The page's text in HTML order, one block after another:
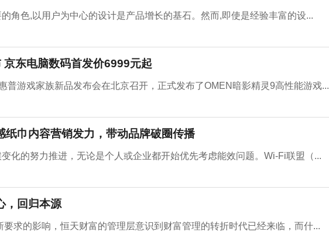
角色,以用户为中心的设计是产品增长的基石。然而,即使是经验丰富的设...
东电脑数码首发价6999元起
普游戏家族新品发布会在北京召开，正式发布了OMEN暗影精灵9高性能游戏...
纸巾内容营销发力，带动品牌破圈传播
化的努力推进，无论是个人或企业都开始优先考虑能效问题。Wi-Fi联盟（...
，回归本源
求的影响，恒天财富的管理层意识到财富管理的转折时代已经来临，而什...